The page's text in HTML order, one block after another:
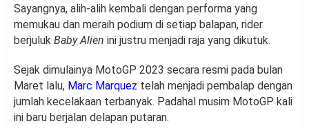
Sayangnya, alih-alih kembali dengan performa yang
memukau dan meraih podium di setiap balapan, rider
berjuluk Baby Alien ini justru menjadi raja yang dikutuk.
Sejak dimulainya MotoGP 2023 secara resmi pada bulan
Maret lalu, Marc Marquez telah menjadi pembalap dengan
jumlah kecelakaan terbanyak. Padahal musim MotoGP kali
ini baru berjalan delapan putaran.